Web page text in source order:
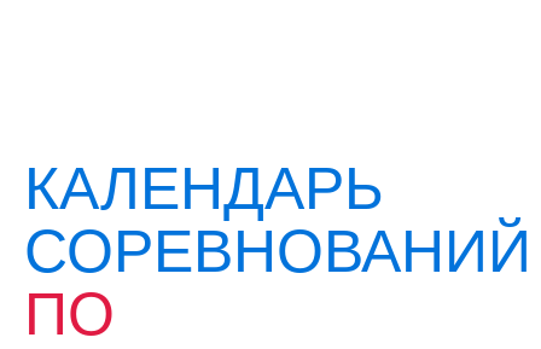
КАЛЕНДАРЬ
СОРЕВНОВАНИЙ
ПО